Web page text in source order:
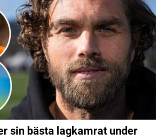
sin bästa lagkamrat under